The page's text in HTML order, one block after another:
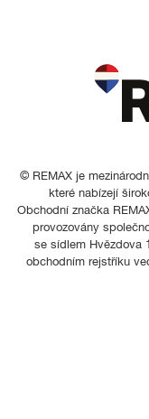
© REMAX je
které nabízejí
Obchodní značka
provozovány
se sídlem Hvězdova
obchodním rejstříku